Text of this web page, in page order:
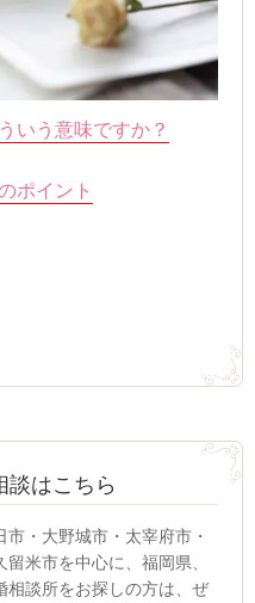
いう意味ですか？
ポイント
談はこちら
・大野城市・太宰府市・
米市を中心に、福岡県、
相談所をお探しの方は、ぜ